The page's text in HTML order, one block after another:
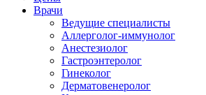
Врачи
Ведущие специалисты
Аллерголог-иммунолог
Анестезиолог
Гастроэнтеролог
Гинеколог
Дерматовенеролог